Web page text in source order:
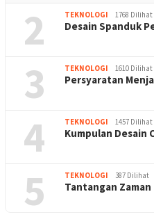
2 TEKNOLOGI 1768 Dilihat
Desain Spanduk
3 TEKNOLOGI 1610 Dilihat
Persyaratan
4 TEKNOLOGI 1457 Dilihat
Kumpulan Desain
5 TEKNOLOGI 387 Dilihat
Tantangan Zaman